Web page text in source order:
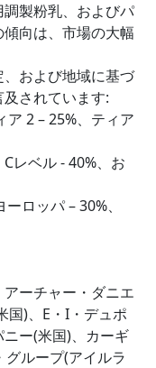
製粉乳、およびパ
向は、市場の大幅
および地域に基づ
されています:
ア 2 – 25%、ティア
レベル - 40%、お
ロッパ – 30%、
ーチャー・ダニエ
国)、E・I・デュポ
ー(米国)、カーギ
グループ(アイルラ